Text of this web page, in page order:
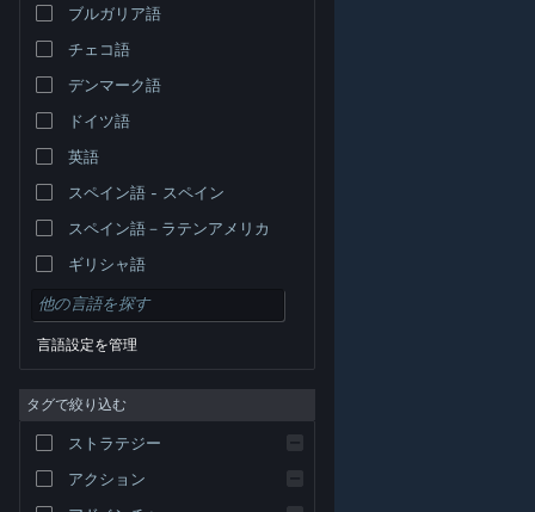
© Valve Corporation. All rights reserved. 商標はすべて米
国およびその他の国の各社が所有します。
用規約| 返金| Cookie
ブルガリア語
チェコ語
デンマーク語
ドイツ語
英語
スペイン語 - スペイン
スペイン語－ラテンアメリカ
ギリシャ語
言語設定を管理
タグで絞り込む
ストラテジー
アクション